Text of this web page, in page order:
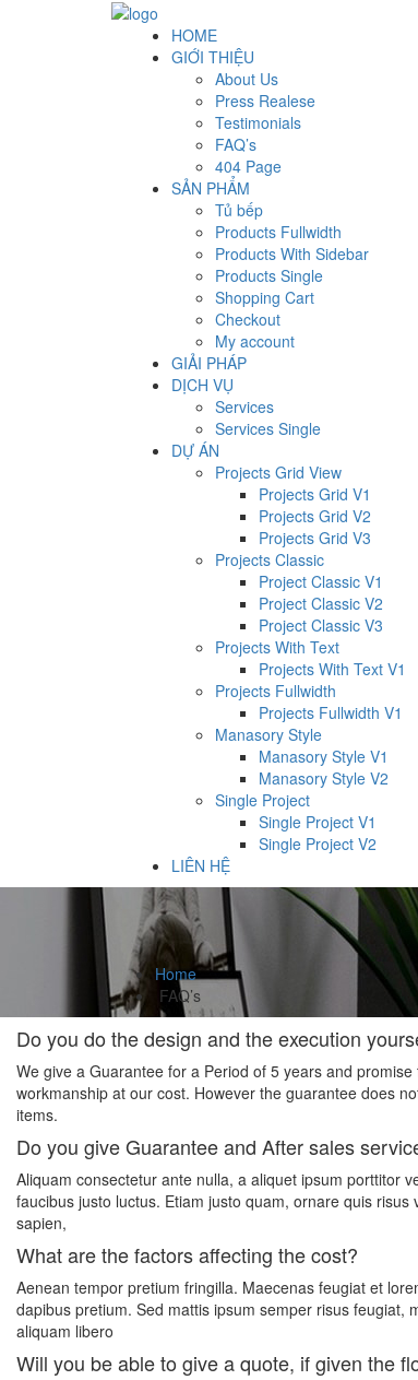
HOME
GIỚI THIỆU
About Us
Press Realese
Testimonials
FAQ’s
404 Page
SẢN PHẨM
Tủ bếp
Products Fullwidth
Products With Sidebar
Products Single
Shopping Cart
Checkout
My account
GIẢI PHÁP
DỊCH VỤ
Services
Services Single
DỰ ÁN
Projects Grid View
Projects Grid V1
Projects Grid V2
Projects Grid V3
Projects Classic
Project Classic V1
Project Classic V2
Project Classic V3
Projects With Text
Projects With Text V1
Projects Fullwidth
Projects Fullwidth V1
Manasory Style
Manasory Style V1
Manasory Style V2
Single Project
Single Project V1
Single Project V2
LIÊN HỆ
Home
FAQ’s
Do you do the design and the execution
We give a Guarantee for a Period of 5 years and
workmanship at our cost. However the guarantee does
items.
Do you give Guarantee and After sales
Aliquam consectetur ante nulla, a aliquet ipsum porttitor
faucibus justo luctus. Etiam justo quam, ornare quis
sapien,
What are the factors affecting the cost?
Aenean tempor pretium fringilla. Maecenas feugiat et
dapibus pretium. Sed mattis ipsum semper risus feugiat,
aliquam libero
Will you be able to give a quote, if given the